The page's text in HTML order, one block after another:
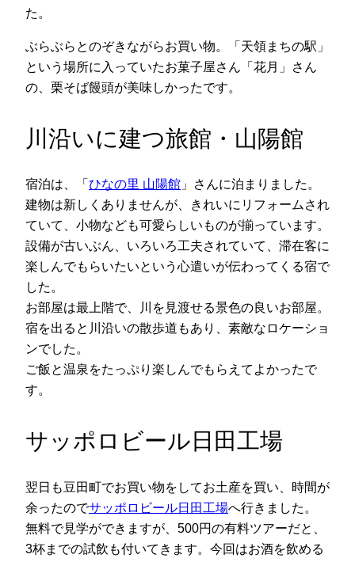
た。
ぶらぶらとのぞきながらお買い物。「天領まちの駅」
という場所に入っていたお菓子屋さん「花月」さん
の、栗そば饅頭が美味しかったです。
川沿いに建つ旅館・山陽館
宿泊は、「 ひなの里 山陽館 」さんに泊まりました。
建物は新しくありませんが、きれいにリフォームされ
ていて、小物なども可愛らしいものが揃っています。
設備が古いぶん、いろいろ工夫されていて、滞在客に
楽しんでもらいたいという心遣いが伝わってくる宿で
した。
お部屋は最上階で、川を見渡せる景色の良いお部屋。
宿を出ると川沿いの散歩道もあり、素敵なロケーショ
ンでした。
ご飯と温泉をたっぷり楽しんでもらえてよかったで
す。
サッポロビール日田工場
翌日も豆田町でお買い物をしてお土産を買い、時間が
余ったのでサッポロビール日田工場へ行きました。
無料で見学ができますが、500円の有料ツアーだと、
3杯までの試飲も付いてきます。今回はお酒を飲める